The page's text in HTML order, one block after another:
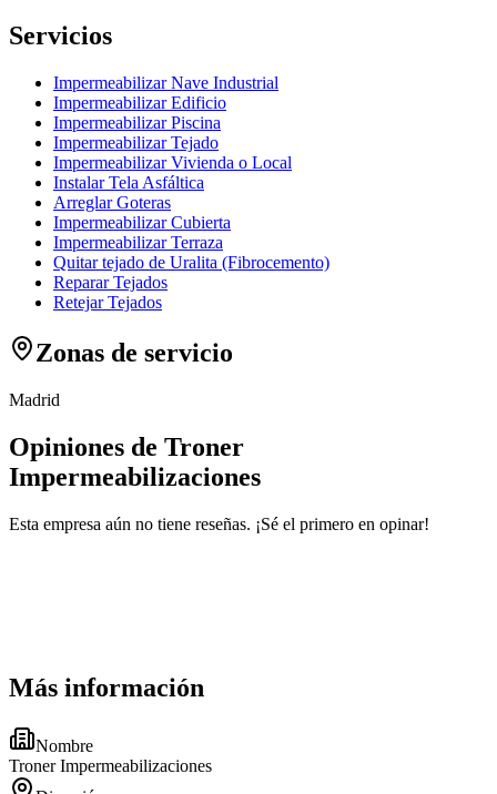
Servicios
Impermeabilizar Nave Industrial
Impermeabilizar Edificio
Impermeabilizar Piscina
Impermeabilizar Tejado
Impermeabilizar Vivienda o Local
Instalar Tela Asfáltica
Arreglar Goteras
Impermeabilizar Cubierta
Impermeabilizar Terraza
Quitar tejado de Uralita (Fibrocemento)
Reparar Tejados
Retejar Tejados
Zonas de servicio
Madrid
Opiniones de Troner
Impermeabilizaciones
Esta empresa aún no tiene reseñas. ¡Sé el primero en opinar!
Más información
Nombre
Troner Impermeabilizaciones